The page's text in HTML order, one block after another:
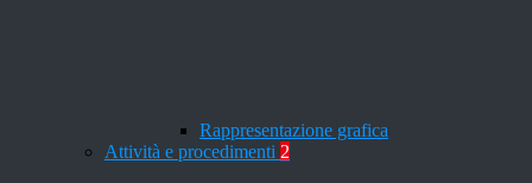
Rappresentazione grafica
Attività e procedimenti 2